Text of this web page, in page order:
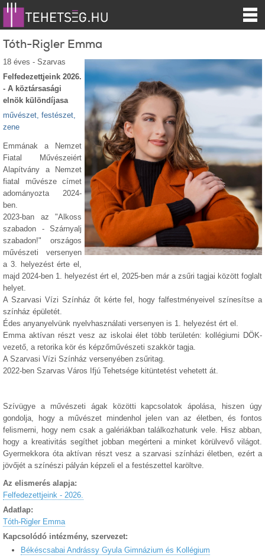
Tóth-Rigler Emma
18 éves - Szarvas
Felfedezettjeink 2026.
- A köztársasági
elnök különdíjasa
művészet, festészet,
zene
Emmának a Nemzet
Fiatal Művészeiért
Alapítvány a Nemzet
fiatal művésze címet
adományozta 2024-
ben.
2023-ban az "Alkoss
szabadon - Szárnyalj
szabadon!" országos
művészeti versenyen
a 3. helyezést érte el,
majd 2024-ben 1. helyezést ért el, 2025-ben már a zsűri tagjai között foglalt
helyet.
A Szarvasi Vízi Színház őt kérte fel, hogy falfestményeivel színesítse a
színház épületét.
Édes anyanyelvünk nyelvhasználati versenyen is 1. helyezést ért el.
Emma aktívan részt vesz az iskolai élet több területén: kollégiumi DÖK-
vezető, a retorika kör és képzőművészeti szakkör tagja.
A Szarvasi Vízi Színház versenyében zsűritag.
2022-ben Szarvas Város Ifjú Tehetsége kitüntetést vehetett át.
Szívügye a művészeti ágak közötti kapcsolatok ápolása, hiszen úgy
gondolja, hogy a művészet mindenhol jelen van az életben, és fontos
felismerni, hogy nem csak a galériákban találkozhatunk vele. Hisz abban,
hogy a kreativitás segíthet jobban megérteni a minket körülvevő világot.
Gyermekkora óta aktívan részt vesz a szarvasi színházi életben, ezért a
jövőjét a színészi pályán képzeli el a festészettel karöltve.
Az elismerés alapja:
Felfedezettjeink - 2026.
Adatlap:
Tóth-Rigler Emma
Kapcsolódó intézmény, szervezet:
Békéscsabai Andrássy Gyula Gimnázium és Kollégium